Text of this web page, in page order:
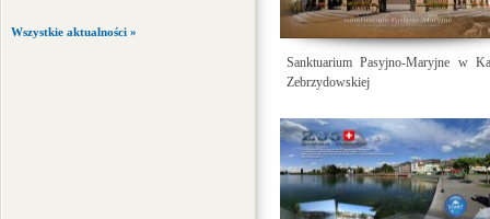
Wszystkie aktualności »
Sanktuarium Pasyjno-Maryjne w
Zebrzydowskiej